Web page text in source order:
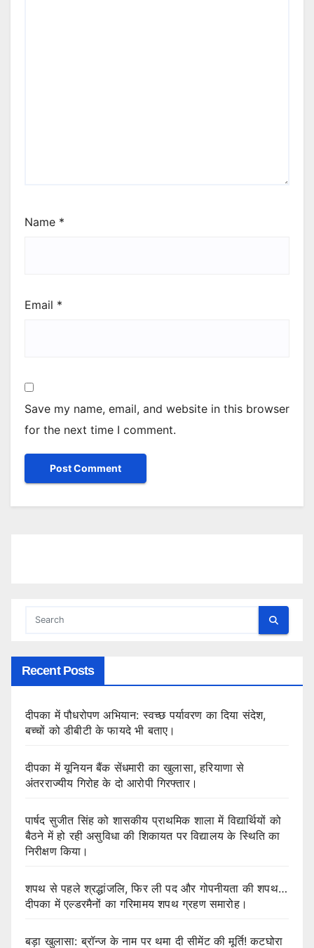
Name *
Email *
Save my name, email, and website in this browser
for the next time I comment.
Recent Posts
दीपका में पौधरोपण अभियान: स्वच्छ पर्यावरण का दिया संदेश,
बच्चों को डीबीटी के फायदे भी बताए।
दीपका में यूनियन बैंक सेंधमारी का खुलासा, हरियाणा से
अंतरराज्यीय गिरोह के दो आरोपी गिरफ्तार।
पार्षद सुजीत सिंह को शासकीय प्राथमिक शाला में विद्यार्थियों को
बैठने में हो रही असुविधा की शिकायत पर विद्यालय के स्थिति का
निरीक्षण किया।
शपथ से पहले श्रद्धांजलि, फिर ली पद और गोपनीयता की शपथ…
दीपका में एल्डरमैनों का गरिमामय शपथ ग्रहण समारोह।
बड़ा खुलासा: ब्रॉन्ज के नाम पर थमा दी सीमेंट की मूर्ति! कटघोरा